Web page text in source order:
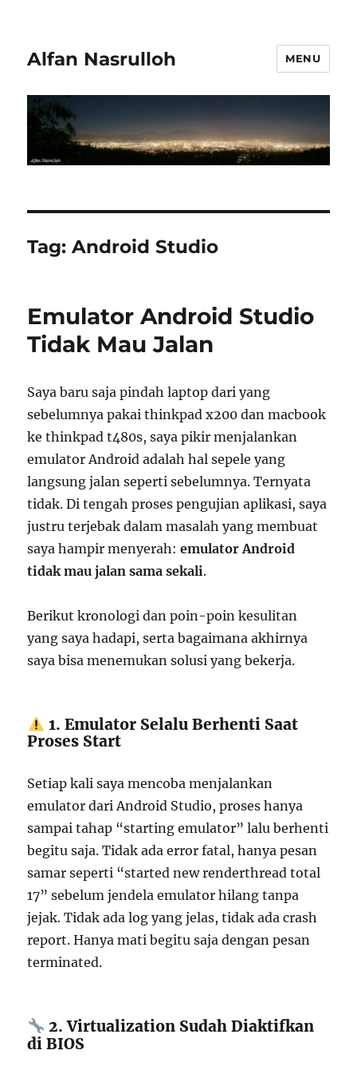
Alfan Nasrulloh MENU
Tag:Android Studio
Emulator Android Studio
Tidak Mau Jalan
Saya baru saja pindah laptop dari yang
sebelumnya pakai thinkpad x200 dan macbook
ke thinkpad t480s, saya pikir menjalankan
emulator Android adalah hal sepele yang
langsung jalan seperti sebelumnya. Ternyata
tidak. Di tengah proses pengujian aplikasi, saya
justru terjebak dalam masalah yang membuat
saya hampir menyerah:emulator Android
tidak mau jalan sama sekali.
Berikut kronologi dan poin-poin kesulitan
yang saya hadapi, serta bagaimana akhirnya
saya bisa menemukan solusi yang bekerja.
1. Emulator Selalu Berhenti Saat
Proses Start
Setiap kali saya mencoba menjalankan
emulator dari Android Studio, proses hanya
sampai tahap “starting emulator” lalu berhenti
begitu saja. Tidak ada error fatal, hanya pesan
samar seperti “started new renderthread total
17” sebelum jendela emulator hilang tanpa
jejak. Tidak ada log yang jelas, tidak ada crash
report. Hanya mati begitu saja dengan pesan
terminated.
2. Virtualization Sudah Diaktifkan
di BIOS